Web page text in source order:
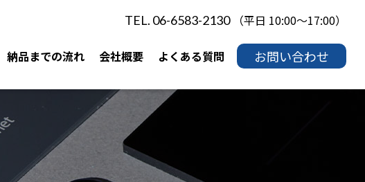
TEL. 06-6583-2130 （平日 10:00～17:00）
納品までの流れ 会社概要 よくある質問 お問い合わせ